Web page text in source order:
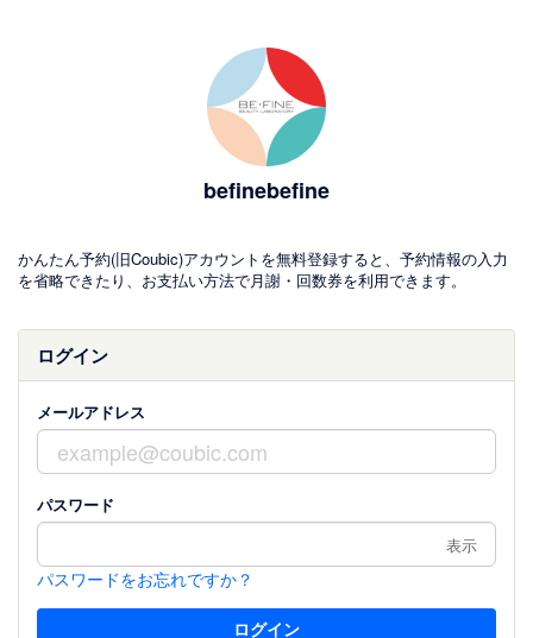
befinebefine
かんたん予約(旧Coubic)アカウントを無料登録すると、予約情報の入力
を省略できたり、お支払い方法で月謝・回数券を利用できます。
ログイン
メールアドレス
パスワード
表示
パスワードをお忘れですか？